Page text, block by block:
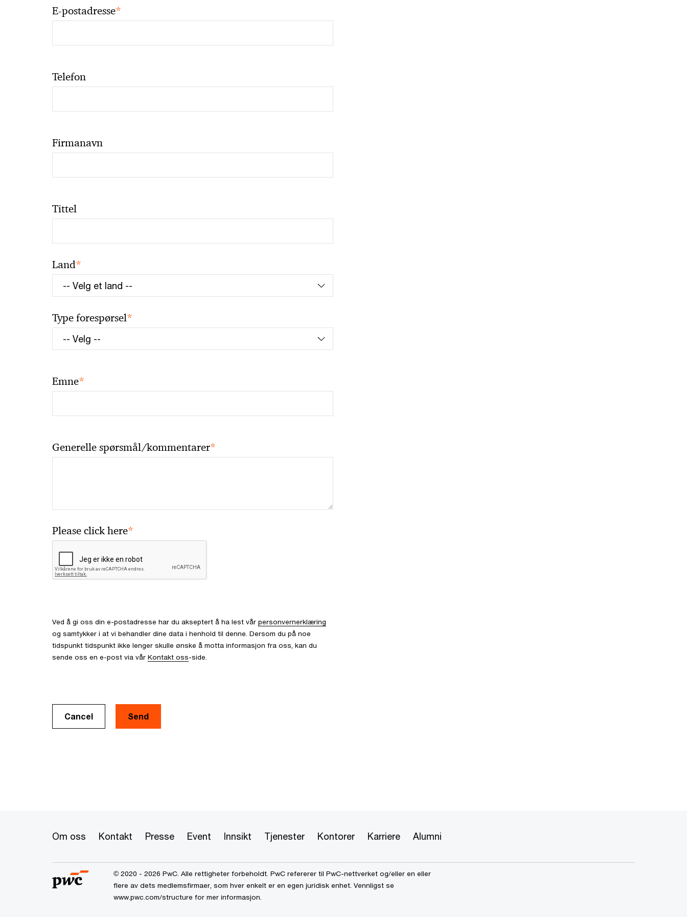
E-postadresse*
Telefon
Firmanavn
Tittel
Land*
Type forespørsel*
Emne*
Generelle spørsmål/kommentarer*
Please click here*
Ved å gi oss din e-postadresse har du akseptert å ha lest vår personvernerklæring
og samtykker i at vi behandler dine data i henhold til denne. Dersom du på noe
tidspunkt tidspunkt ikke lenger skulle ønske å motta informasjon fra oss, kan du
sende oss en e-post via vår Kontakt oss-side.
Cancel
Om oss Kontakt Presse Event Innsikt Tjenester Kontorer Karriere Alumni
© 2020 - 2026 PwC. Alle rettigheter forbeholdt. PwC refererer til PwC-nettverket og/eller en eller
flere av dets medlemsfirmaer, som hver enkelt er en egen juridisk enhet. Vennligst se
www.pwc.com/structure for mer informasjon.